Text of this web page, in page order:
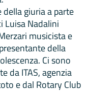
giuria a parte
Luisa Nadalini
musicista e
della
Ci sono
da ITAS, agenzia
e dal Rotary Club